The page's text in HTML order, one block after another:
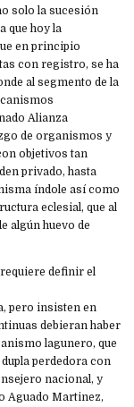
solo la sucesión
que hoy la
en principio
con registro, se ha
al segmento de la
Alianza
de organismos y
objetivos tan
privado, hasta
índole así como
eclesial, que al
algún huevo de
definir el
pero insisten en
debieran haber
lagunero, que
perdedora con
nacional, y
Aguado Martinez,